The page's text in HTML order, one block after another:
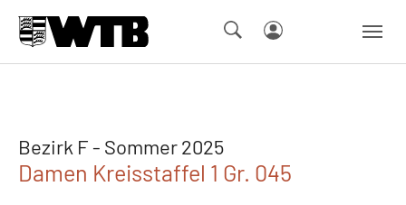
Bezirk F - Sommer 2025
Damen Kreisstaffel 1 Gr. 045